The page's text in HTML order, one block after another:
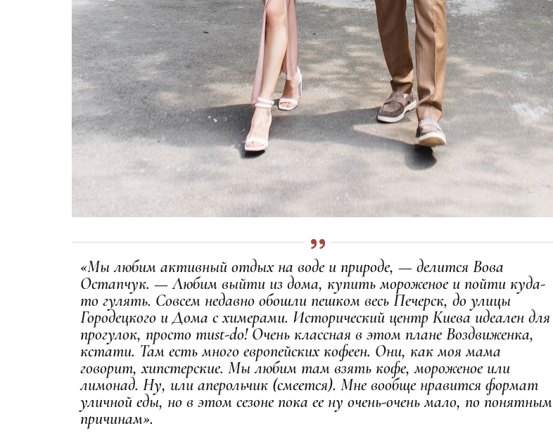
«Мы любим активный отдых на воде и природе, — делится Вова
Остапчук. — Любим выйти из дома, купить мороженое и пойти куда-
то гулять. Совсем недавно обошли пешком весь Печерск, до улицы
Городецкого и Дома с химерами. Исторический центр Киева идеален для
прогулок, просто must-do! Очень классная в этом плане Воздвиженка,
кстати. Там есть много европейских кофеен. Они, как моя мама
говорит, хипстерские. Мы любим там взять кофе, мороженое или
лимонад. Ну, или аперольчик (смеется). Мне вообще нравится формат
уличной еды, но в этом сезоне пока ее ну очень-очень мало, по понятным
причинам».